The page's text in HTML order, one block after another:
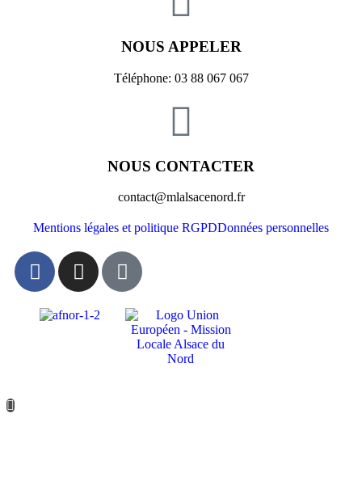
NOUS APPELER
Téléphone: 03 88 067 067
NOUS CONTACTER
contact@mlalsacenord.fr
Mentions légales et politique RGPDDonnées personnelles